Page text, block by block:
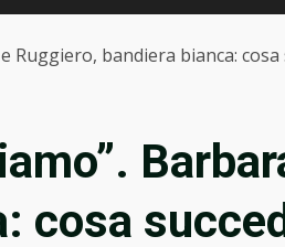
Ruggiero, bandiera bianca:
cosa